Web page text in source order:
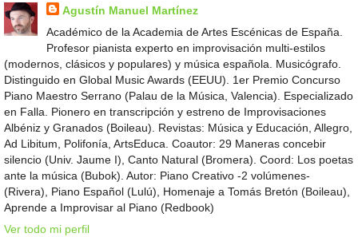
Agustín Manuel Martínez
Académico de la Academia de Artes Escénicas de España.
Profesor pianista experto en improvisación multi-estilos
(modernos, clásicos y populares) y música española. Musicógrafo.
Distinguido en Global Music Awards (EEUU). 1er Premio Concurso
Piano Maestro Serrano (Palau de la Música, Valencia). Especializado
en Falla. Pionero en transcripción y estreno de Improvisaciones
Albéniz y Granados (Boileau). Revistas: Música y Educación, Allegro,
Ad Libitum, Polifonía, ArtsEduca. Coautor: 29 Maneras concebir
silencio (Univ. Jaume I), Canto Natural (Bromera). Coord: Los poetas
ante la música (Bubok). Autor: Piano Creativo -2 volúmenes-
(Rivera), Piano Español (Lulú), Homenaje a Tomás Bretón (Boileau),
Aprende a Improvisar al Piano (Redbook)
Ver todo mi perfil